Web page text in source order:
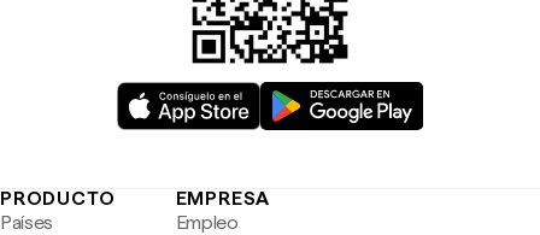
PRODUCTO
Países
EMPRESA
Empleo